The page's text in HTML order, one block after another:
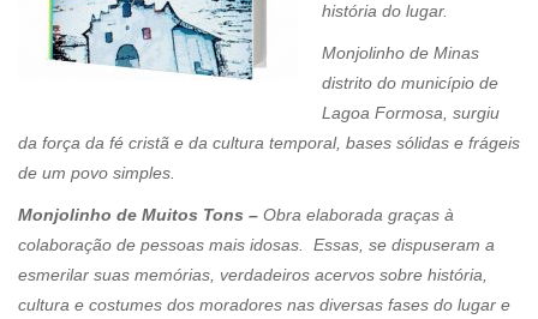
história do lugar.
Monjolinho de Minas
distrito do município de
Lagoa Formosa, surgiu
da força da fé cristã e da cultura temporal, bases sólidas e frágeis
de um povo simples.
Monjolinho de Muitos Tons – Obra elaborada graças à
colaboração de pessoas mais idosas. Essas, se dispuseram a
esmerilar suas memórias, verdadeiros acervos sobre história,
cultura e costumes dos moradores nas diversas fases do lugar e